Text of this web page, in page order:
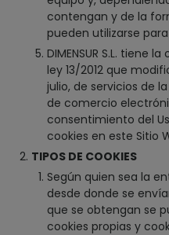
contengan y de la
pueden utilizarse
DIMENSUR S.L. tiene
ley 13/2012 que
julio, de servicios de
de comercio
consentimiento del
cookies en este Sitio
TIPOS DE COOKIES
Según quien sea la
desde donde se
que se obtengan se
cookies propias y